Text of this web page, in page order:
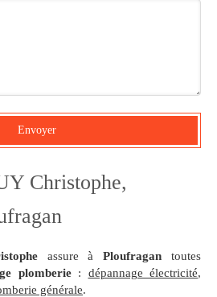
Envoyer
Christophe,
assure àPloufragan toutes
plomberie: dépannage électricité,
générale.